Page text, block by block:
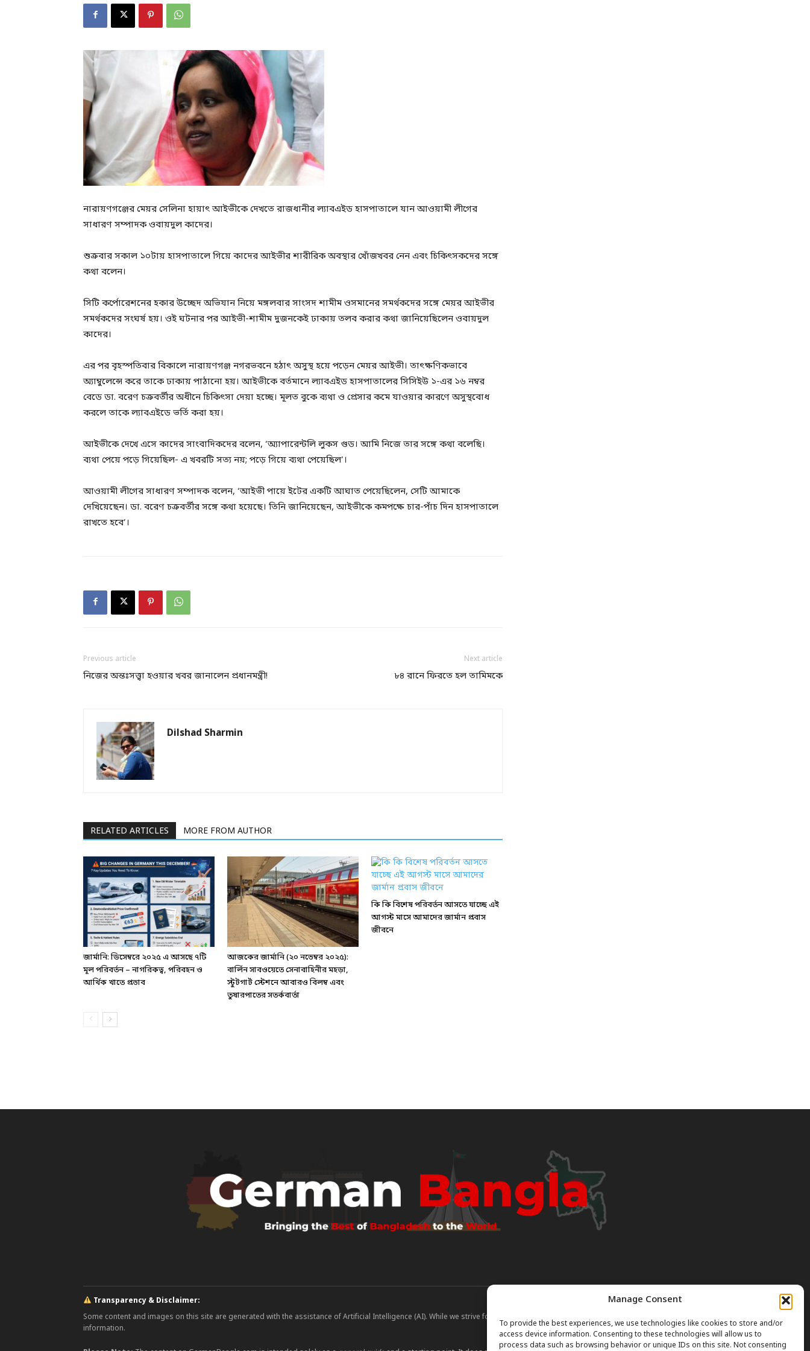
Manage Consent
To provide the best experiences, we use technologies like cookies to store and/or
access device information. Consenting to these technologies will allow us to
process data such as browsing behavior or unique IDs on this site. Not consenting
নারায়ণগঞ্জের মেয়র সেলিনা হায়াৎ আইভীকে দেখতে রাজধানীর ল্যাবএইড হাসপাতালে যান আওয়ামী লীগের
সাধারণ সম্পাদক ওবায়দুল কাদের।
শুক্রবার সকাল ১০টায় হাসপাতালে গিয়ে কাদের আইভীর শারীরিক অবস্থার খোঁজখবর নেন এবং চিকিৎসকদের সঙ্গে
কথা বলেন।
সিটি কর্পোরেশনের হকার উচ্ছেদ অভিযান নিয়ে মঙ্গলবার সাংসদ শামীম ওসমানের সমর্থকদের সঙ্গে মেয়র আইভীর
সমর্থকদের সংঘর্ষ হয়। ওই ঘটনার পর আইভী-শামীম দুজনকেই ঢাকায় তলব করার কথা জানিয়েছিলেন ওবায়দুল
কাদের।
এর পর বৃহস্পতিবার বিকালে নারায়ণগঞ্জ নগরভবনে হঠাৎ অসুস্থ হয়ে পড়েন মেয়র আইভী। তাৎক্ষণিকভাবে
অ্যাম্বুলেন্সে করে তাকে ঢাকায় পাঠানো হয়। আইভীকে বর্তমানে ল্যাবএইড হাসপাতালের সিসিইউ ১-এর ১৬ নম্বর
বেডে ডা. বরেণ চক্রবর্তীর অধীনে চিকিৎসা দেয়া হচ্ছে। মূলত বুকে ব্যথা ও প্রেসার কমে যাওয়ার কারণে অসুস্থবোধ
করলে তাকে ল্যাবএইডে ভর্তি করা হয়।
আইভীকে দেখে এসে কাদের সাংবাদিকদের বলেন, ‘অ্যাপারেন্টলি লুকস গুড। আমি নিজে তার সঙ্গে কথা বলেছি।
ব্যথা পেয়ে পড়ে গিয়েছিল- এ খবরটি সত্য নয়; পড়ে গিয়ে ব্যথা পেয়েছিল’।
আওয়ামী লীগের সাধারণ সম্পাদক বলেন, ‘আইভী পায়ে ইটের একটি আঘাত পেয়েছিলেন, সেটি আমাকে
দেখিয়েছেন। ডা. বরেণ চক্রবর্তীর সঙ্গে কথা হয়েছে। তিনি জানিয়েছেন, আইভীকে কমপক্ষে চার-পাঁচ দিন হাসপাতালে
রাখতে হবে’।
Previous article
নিজের অন্তঃসত্ত্বা হওয়ার খবর জানালেন প্রধানমন্ত্রী!
Next article
৮৪ রানে ফিরতে হল তামিমকে
Dilshad Sharmin
RELATED ARTICLES MORE FROM AUTHOR
জার্মানি: ডিসেম্বরে ২০২৫ এ আসছে ৭টি
মূল পরিবর্তন – নাগরিকত্ব, পরিবহন ও
আর্থিক খাতে প্রভাব
আজকের জার্মানি (২০ নভেম্বর ২০২৫):
বার্লিন সাবওয়েতে সেনাবাহিনীর মহড়া,
স্টুটগার্ট স্টেশনে আবারও বিলম্ব এবং
তুষারপাতের সতর্কবার্তা
কি কি বিশেষ পরিবর্তন আসতে যাচ্ছে এই
আগস্ট মাসে আমাদের জার্মান প্রবাস
জীবনে
Transparency & Disclaimer:
Some content and images on this site are generated with the assistance of Artificial Intelligence (AI). While we strive for accuracy, AI can occasionally produce incorrect or outdated
information.